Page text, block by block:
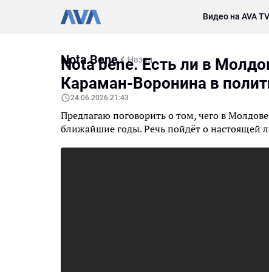
Видео на AVA TV
Nota Bene Назад
Nota bene. Есть ли в
Караман-Воронина в
24.06.2026 21:43
Предлагаю поговорить о том, чего в
ближайшие годы. Речь пойдёт о настоящей